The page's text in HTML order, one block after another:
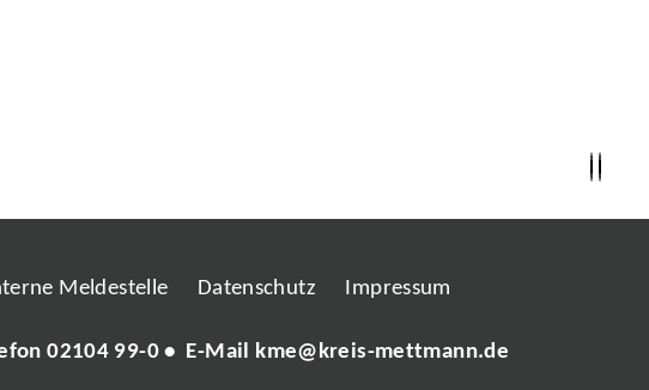
Meldestelle Datenschutz Impressum
02104 99-0• E-Mail kme@kreis-mettmann.de